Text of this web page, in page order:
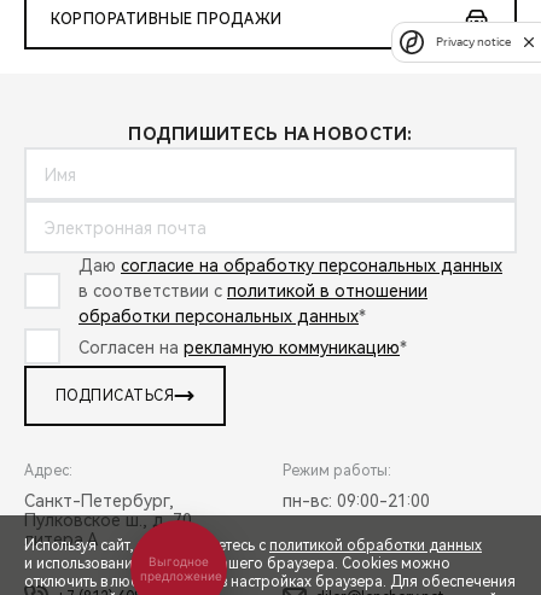
КОРПОРАТИВНЫЕ ПРОДАЖИ
ПОДПИШИТЕСЬ НА НОВОСТИ:
Даю согласие на обработку персональных данных
в соответствии с политикой в отношении
обработки персональных данных*
Согласен на рекламную коммуникацию*
ПОДПИСАТЬСЯ
Адрес:
Санкт-Петербург,
Пулковское ш., д. 70,
литера А
Режим работы:
пн-вс: 09:00-21:00
Используя сайт, вы соглашаетесь с политикой обработки данных
и использованием cookies вашего браузера. Cookies можно
отключить в любой момент в настройках браузера. Для обеспечения
Выгодное
предложение
Privacy notice